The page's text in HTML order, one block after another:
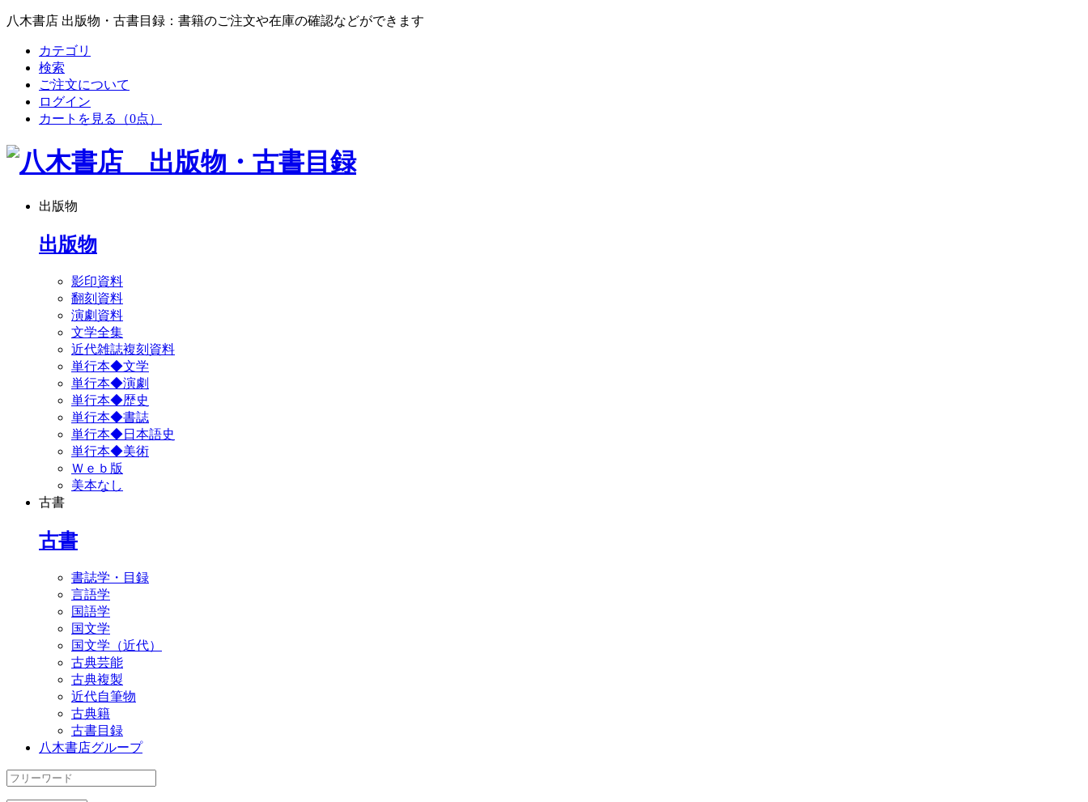
八木書店 出版物・古書目録：書籍のご注文や在庫の確認などができます
カテゴリ
検索
ご注文について
ログイン
カートを見る
（0点）
出版物
出版物
影印資料
翻刻資料
演劇資料
文学全集
近代雑誌複刻資料
単行本◆文学
単行本◆演劇
単行本◆歴史
単行本◆書誌
単行本◆日本語史
単行本◆美術
Ｗｅｂ版
美本なし
古書
古書
書誌学・目録
言語学
国語学
国文学
国文学（近代）
古典芸能
古典複製
近代自筆物
古典籍
古書目録
八木書店グループ